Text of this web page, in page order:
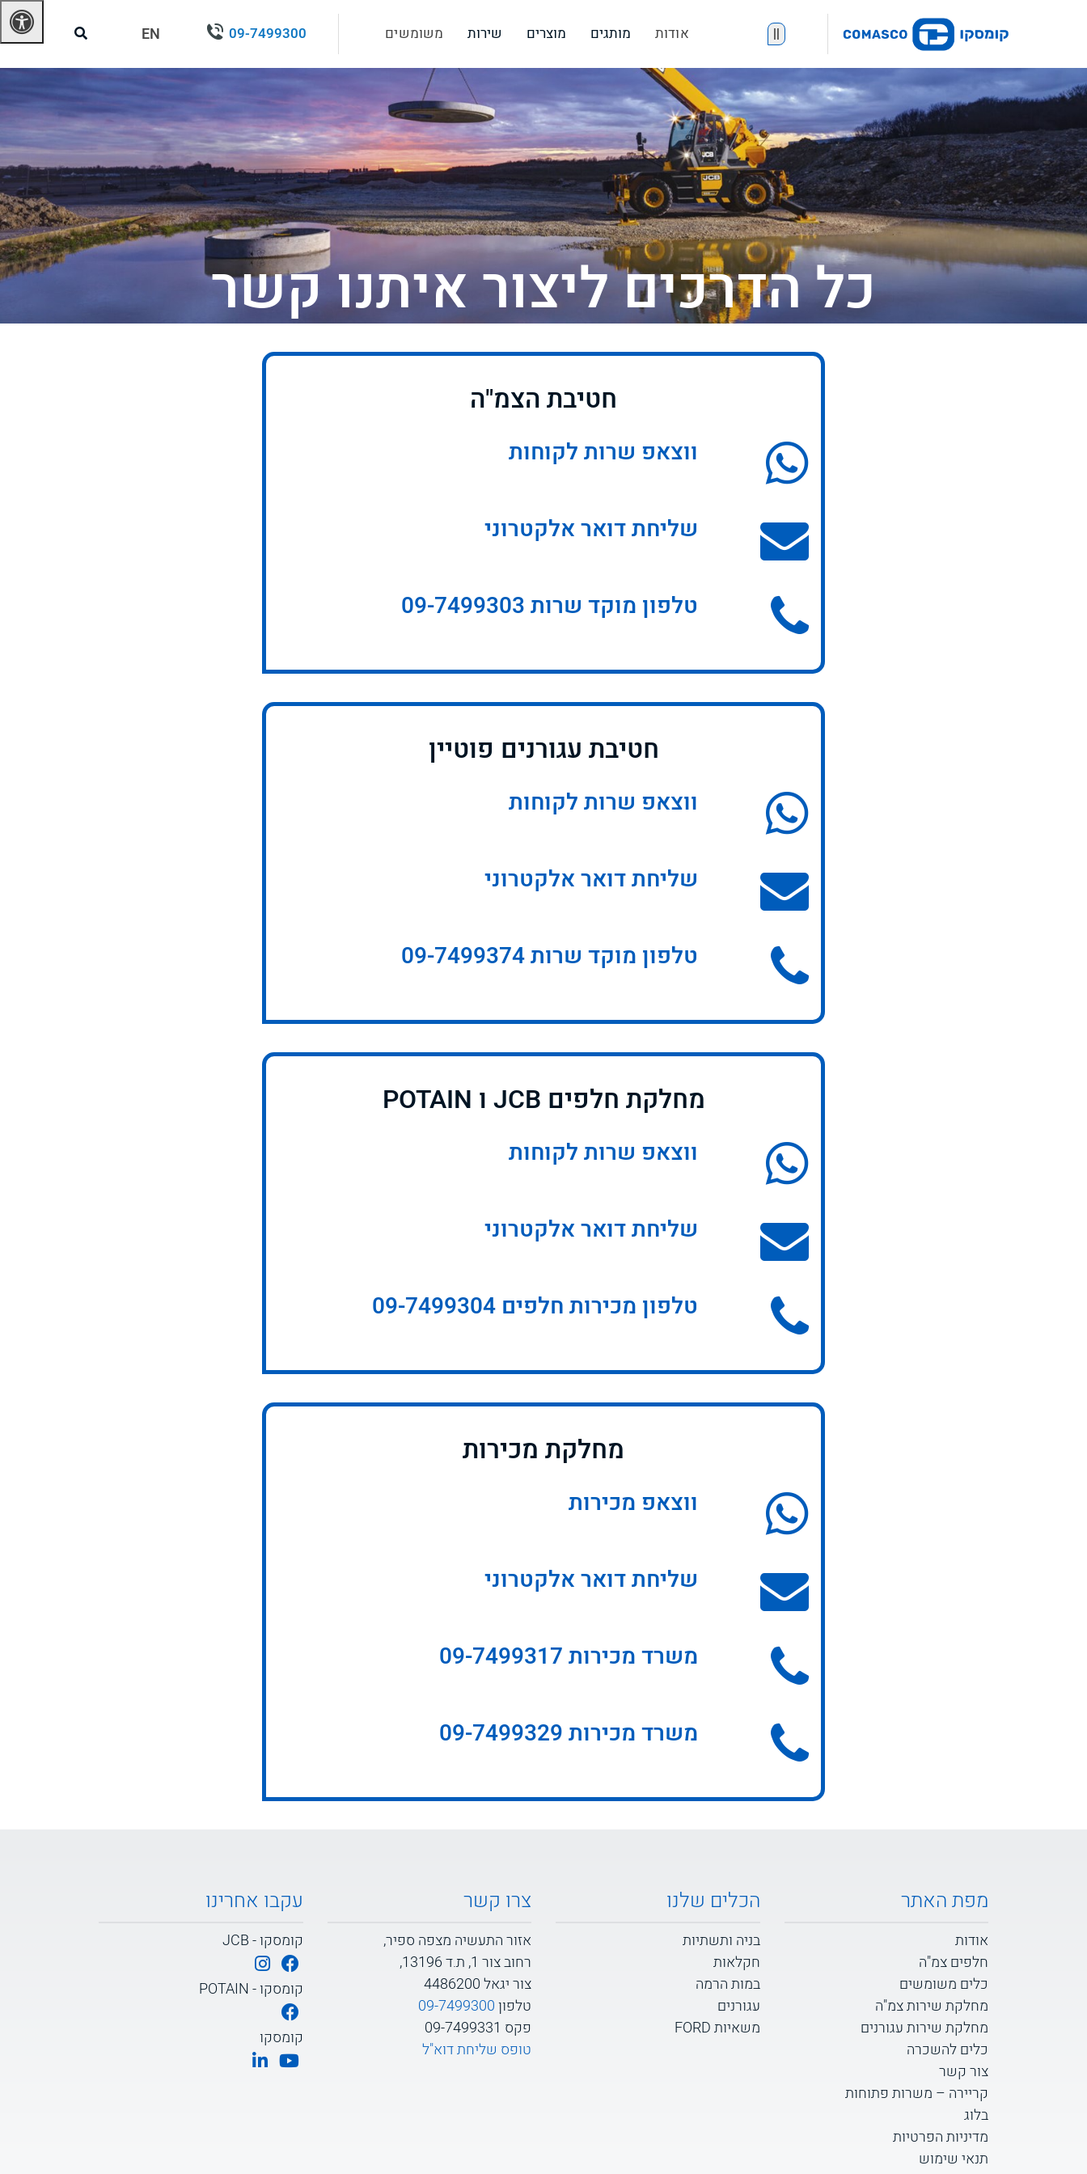
|| אודות מותגים מוצרים שירות משומשים 09-7499300
EN
כל הדרכים ליצור איתנו קשר
חטיבת הצמ"ה
ווצאפ שרות לקוחות
שליחת דואר אלקטרוני
טלפון מוקד שרות 09-7499303
חטיבת עגורנים פוטיין
ווצאפ שרות לקוחות
שליחת דואר אלקטרוני
טלפון מוקד שרות 09-7499374
מחלקת חלפים JCB ו POTAIN
ווצאפ שרות לקוחות
שליחת דואר אלקטרוני
טלפון מכירות חלפים 09-7499304
מחלקת מכירות
ווצאפ מכירות
שליחת דואר אלקטרוני
משרד מכירות 09-7499317
משרד מכירות 09-7499329
מפת האתר
אודות
חלפים צמ"ה
כלים משומשים
מחלקת שירות צמ"ה
מחלקת שירות עגורנים
כלים להשכרה
צור קשר
קריירה – משרות פתוחות
בלוג
מדיניות הפרטיות
תנאי שימוש
הכלים שלנו
בניה ותשתיות
חקלאות
במות הרמה
עגורנים
משאיות FORD
צרו קשר
אזור התעשיה מצפה ספיר,
רחוב צור 1, ת.ד 13196,
צור יגאל 4486200
טלפון09-7499300
פקס 09-7499331
טופס שליחת דוא"ל
עקבו אחרינו
קומסקו - JCB
קומסקו - POTAIN
קומסקו